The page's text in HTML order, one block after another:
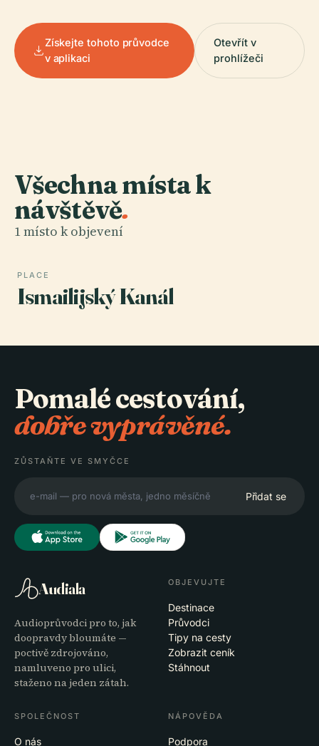
Získejte tohoto průvodce
v aplikaci
Otevřít v
prohlížeči
Všechna místa k
návštěvě.
1 místo k objevení
PLACE
Ismailijský Kanál
Pomalé cestování,
dobře vyprávěné.
ZŮSTAŇTE VE SMYČCE
Přidat se
Audiala
Audioprůvodci pro to, jak
doopravdy bloumáte —
poctivě zdrojováno,
namluveno pro ulici,
staženo na jeden zátah.
OBJEVUJTE
Destinace
Průvodci
Tipy na cesty
Zobrazit ceník
Stáhnout
SPOLEČNOST
O nás
NÁPOVĚDA
Podpora